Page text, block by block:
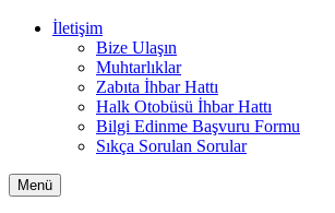
İletişim
Bize Ulaşın
Muhtarlıklar
Zabıta İhbar Hattı
Halk Otobüsü İhbar Hattı
Bilgi Edinme Başvuru Formu
Sıkça Sorulan Sorular
Menü